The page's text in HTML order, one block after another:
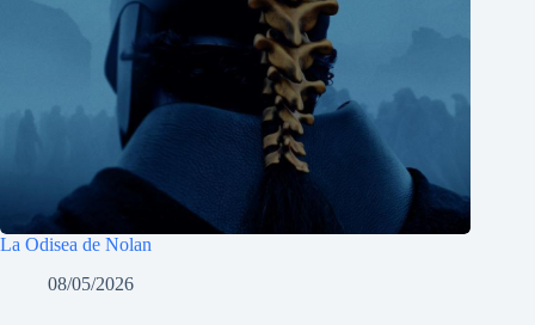
La Odisea de Nolan
08/05/2026